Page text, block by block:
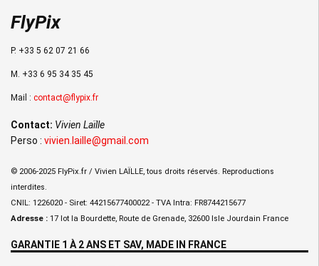
FlyPix
P. +33 5 62 07 21 66
M. +33 6 95 34 35 45
Mail : contact@flypix.fr
Contact: Vivien Laïlle
Perso : vivien.laille@gmail.com
© 2006-2025 FlyPix.fr / Vivien LAÏLLE, tous droits réservés. Reproductions
interdites.
CNIL: 1226020 - Siret: 44215677400022 - TVA Intra: FR8744215677
Adresse : 17 lot la Bourdette, Route de Grenade, 32600 Isle Jourdain France
GARANTIE 1 À 2 ANS ET SAV, MADE IN FRANCE